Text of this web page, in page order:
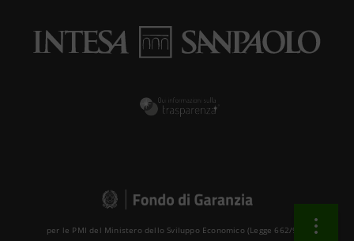
per le PMI del Ministero dello Sviluppo Economico (Legge 662/96 )